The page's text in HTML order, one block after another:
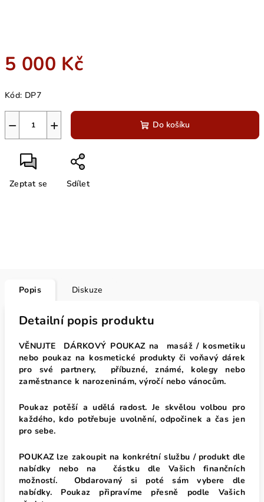
5 000 Kč
cena:
Kód: DP7
+
− Do košíku
Zeptat se Sdílet
Popis Diskuze
Detailní popis produktu
VĚNUJTE DÁRKOVÝ POUKAZ na masáž / kosmetiku
nebo poukaz na kosmetické produkty či voňavý dárek
pro své partnery, příbuzné,
známé, kolegy nebo
zaměstnance k narozeninám, výročí nebo vánocům.
Poukaz potěší a udělá radost. Je skvělou volbou pro
každého, kdo potřebuje uvolnění, odpočinek a čas jen
pro sebe.
POUKAZ lze zakoupit na konkrétní službu / produkt dle
nabídky nebo na částku dle Vašich finančních
možností.
Obdarovaný si poté
sám vybere dle
nabídky.
Poukaz připravíme přesně podle Vašich